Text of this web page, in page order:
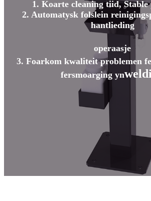
1. Koarte cleaning tiid, Stable
2. Automatysk folslein
hantlieding
operaasje
3. Foarkom kwaliteit problemen
fersmoarging yn